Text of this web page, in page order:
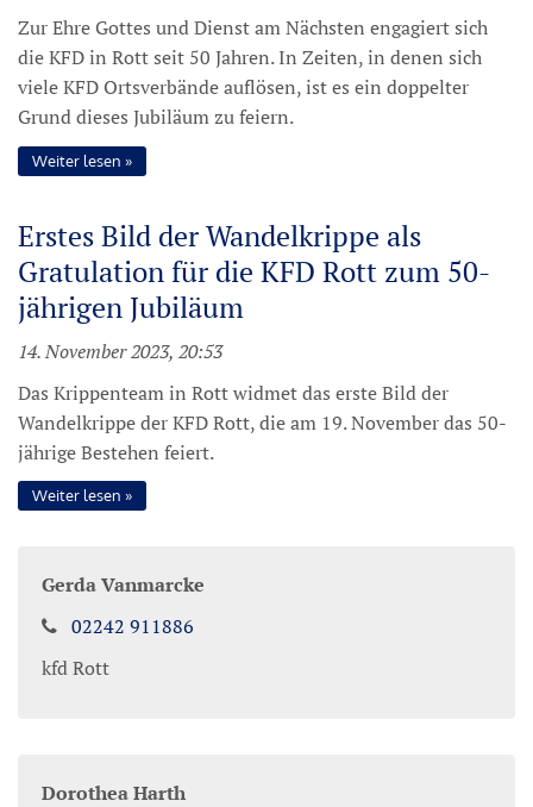
Zur Ehre Gottes und Dienst am Nächsten engagiert sich
die KFD in Rott seit 50 Jahren. In Zeiten, in denen sich
viele KFD Ortsverbände auflösen, ist es ein doppelter
Grund dieses Jubiläum zu feiern.
Weiter lesen
Erstes Bild der Wandelkrippe als
Gratulation für die KFD Rott zum 50-
jährigen Jubiläum
14. November 2023, 20:53
Das Krippenteam in Rott widmet das erste Bild der
Wandelkrippe der KFD Rott, die am 19. November das 50-
jährige Bestehen feiert.
Weiter lesen
GerdaVanmarcke
02242 911886
kfd Rott
DorotheaHarth